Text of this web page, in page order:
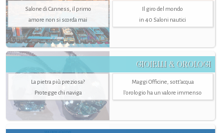
Salone di Canness, il primo
amore non si scorda mai
Il giro del mondo
in 40 Saloni nautici
GIOIELLI & OROLOGI
La pietra più preziosa?
Protegge chi naviga
Maggi Officine, sott’acqua
l'orologio ha un valore immenso